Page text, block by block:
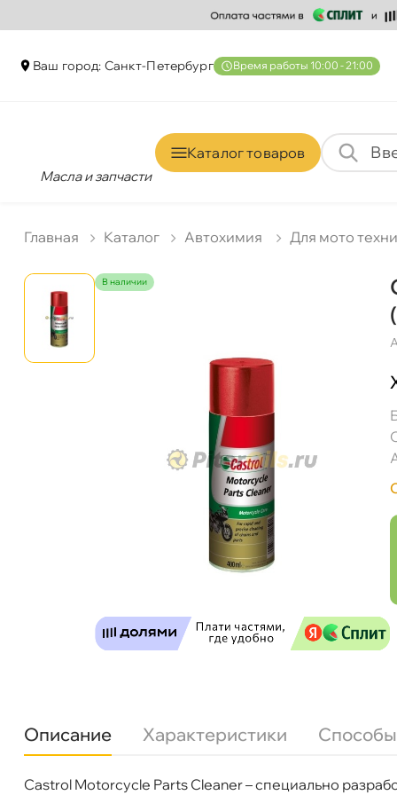
аш город: Санкт-Петербур ремя работы 10:00 - 21:00
Масла и запчасти
Каталог товаро
Главная Катало Автохимия Для мото
наличии
Описание Характеристики
Castrol Motorcycle Parts Cleaner – специально
Бренд
Castrol